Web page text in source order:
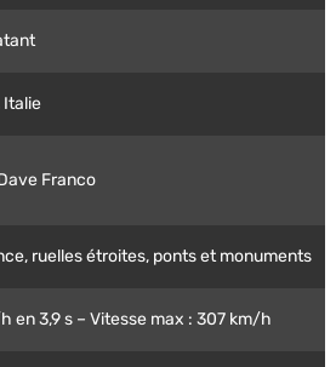
Italie
Franco
ruelles étroites, ponts et monuments
en 3,9 s – Vitesse max : 307 km/h